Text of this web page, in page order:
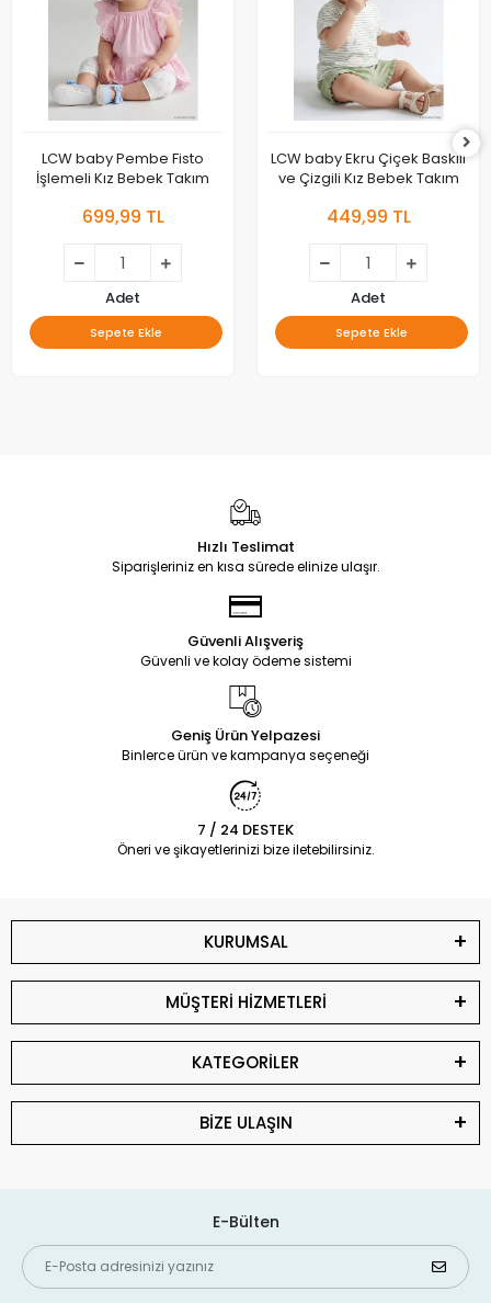
LCW baby Pembe Fisto
İşlemeli Kız Bebek Takım
699,99 TL
Adet
Sepete Ekle
LCW baby Ekru Çiçek Baskılı
ve Çizgili Kız Bebek Takım
449,99 TL
Adet
Sepete Ekle
Hızlı Teslimat
Siparişleriniz en kısa sürede elinize ulaşır.
Güvenli Alışveriş
Güvenli ve kolay ödeme sistemi
Geniş Ürün Yelpazesi
Binlerce ürün ve kampanya seçeneği
7 / 24 DESTEK
Öneri ve şikayetlerinizi bize iletebilirsiniz.
KURUMSAL
MÜŞTERİ HİZMETLERİ
KATEGORİLER
BİZE ULAŞIN
E-Bülten